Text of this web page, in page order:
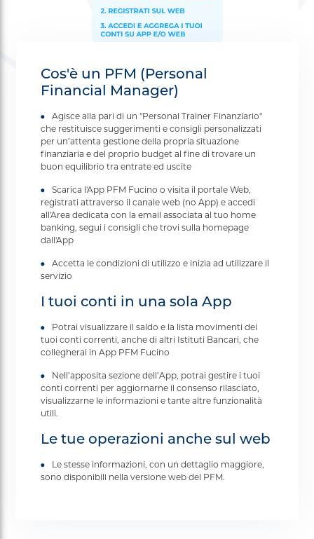
Cos'è un PFM (Personal
Financial Manager)
Agisce alla pari di un "Personal Trainer Finanziario"
che restituisce suggerimenti e consigli personalizzati
per un’attenta gestione della propria situazione
finanziaria e del proprio budget al fine di trovare un
buon equilibrio tra entrate ed uscite
Scarica l'App PFM Fucino o visita il portale Web,
registrati attraverso il canale web (no App) e accedi
all'Area dedicata con la email associata al tuo home
banking, segui i consigli che trovi sulla homepage
dall'App
Accetta le condizioni di utilizzo e inizia ad utilizzare il
servizio
I tuoi conti in una sola App
Potrai visualizzare il saldo e la lista movimenti dei
tuoi conti correnti, anche di altri Istituti Bancari, che
collegherai in App PFM Fucino
Nell’apposita sezione dell’App, potrai gestire i tuoi
conti correnti per aggiornarne il consenso rilasciato,
visualizzarne le informazioni e tante altre funzionalità
utili.
Le tue operazioni anche sul web
Le stesse informazioni, con un dettaglio maggiore,
sono disponibili nella versione web del PFM.